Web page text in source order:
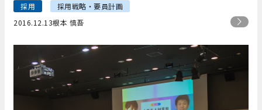
採用
採用戦略・要員計画
2016.12.13根本 慎吾